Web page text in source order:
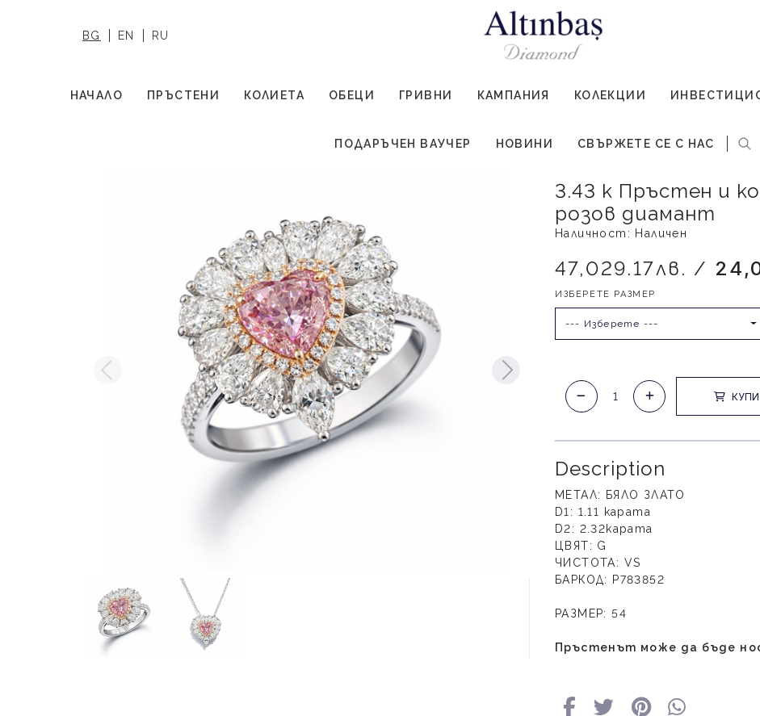
BG EN RU
НАЧАЛО ПРЪСТЕНИ КОЛИЕТА ОБЕЦИ ГРИВНИ КАМПАНИЯ КОЛЕКЦИИ
ПОДАРЪЧЕН ВАУЧЕР НОВИНИ СВЪРЖЕТЕ СЕ С НАС
3.43 к Пръстен и
розов диамант
Наличност: Наличен
47,029.17лв. /
ИЗБЕРЕТЕ РАЗМЕР
--- Изберете ---
КУПИ
Description
МЕТАЛ: БЯЛО ЗЛАТО
D1: 1.11 карата
D2: 2.32карата
ЦВЯТ: G
ЧИСТОТА: VS
БАРКОД: P783852
РАЗМЕР: 54
Пръстенът може да бъде